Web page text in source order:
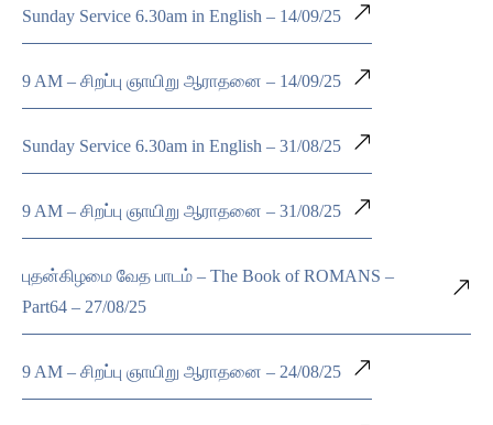
Sunday Service 6.30am in English – 14/09/25
9 AM – சிறப்பு ஞாயிறு ஆராதனை – 14/09/25
Sunday Service 6.30am in English – 31/08/25
9 AM – சிறப்பு ஞாயிறு ஆராதனை – 31/08/25
புதன்கிழமை வேத பாடம் – The Book of ROMANS –
Part64 – 27/08/25
9 AM – சிறப்பு ஞாயிறு ஆராதனை – 24/08/25